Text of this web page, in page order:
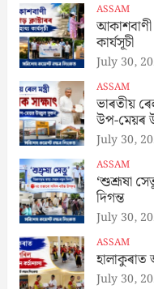
ASSAM
আকাশবাণী
কাৰ্যসূচী
July 30,
ASSAM
ভাৰতীয়
উপ-মেয়ৰ
July 30,
ASSAM
‘শুশ্ৰূষা
দিগন্ত
July 30,
ASSAM
হালাকুৰাত
July 30,